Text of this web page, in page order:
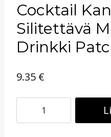
Cocktail
Silitettävä
Drinkki
9.35 €
Cocktail
Kangasmerkki